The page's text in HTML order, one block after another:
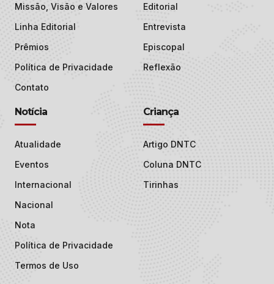
Missão, Visão e Valores
Linha Editorial
Prêmios
Política de Privacidade
Contato
Editorial
Entrevista
Episcopal
Reflexão
Notícia
Atualidade
Eventos
Internacional
Nacional
Nota
Política de Privacidade
Termos de Uso
Criança
Artigo DNTC
Coluna DNTC
Tirinhas